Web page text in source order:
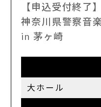
【申込受付終了】
神奈川県警察音
in 茅ヶ崎
大ホール